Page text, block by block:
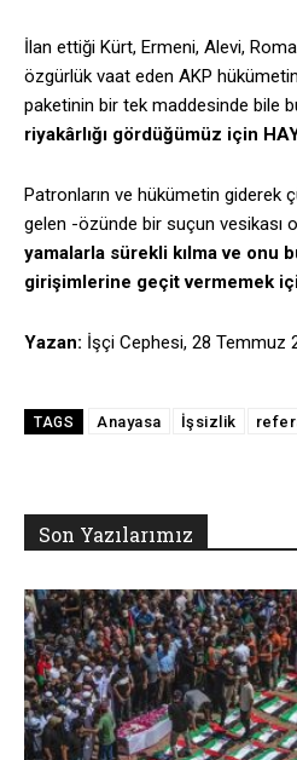
İlan ettiği Kürt, Ermeni, Alevi,
özgürlük vaat eden AKP
paketinin bir tek maddesinde bile
riyakârlığı gördüğümüz için
Patronların ve hükümetin giderek
gelen -özünde bir suçun vesikası
yamalarla sürekli kılma ve onu
girişimlerine geçit vermemek
Yazan: İşçi Cephesi, 28 Temmuz
TAGS Anayasa İşsizlik
Son Yazılarımız